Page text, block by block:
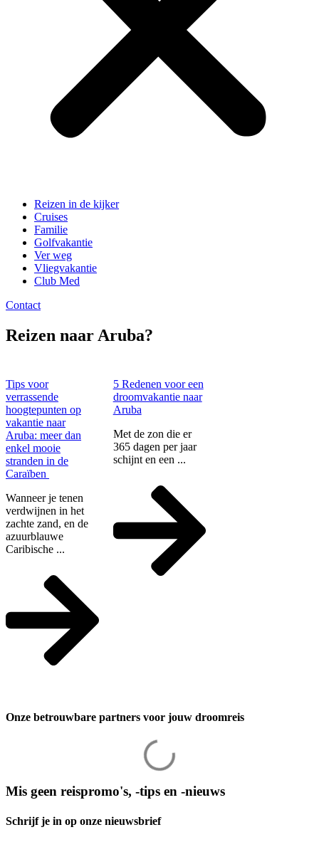
Reizen in de kijker
Cruises
Familie
Golfvakantie
Ver weg
Vliegvakantie
Club Med
Contact
Reizen naar Aruba?
Tips voor
verrassende
hoogtepunten op
vakantie naar
Aruba: meer dan
enkel mooie
stranden in de
Caraïben
Wanneer je tenen
verdwijnen in het
zachte zand, en de
azuurblauwe
Caribische ...
5 Redenen voor een
droomvakantie naar
Aruba
Met de zon die er
365 dagen per jaar
schijnt en een ...
Onze betrouwbare partners voor jouw droomreis
Mis geen reispromo's, -tips en -nieuws
Schrijf je in op onze nieuwsbrief